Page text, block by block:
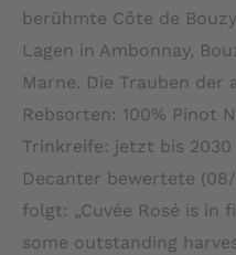
berühmte Côte de
Lagen in Ambonnay,
Marne. Die Trauben der
Rebsorten: 100% Pinot
Trinkreife: jetzt bis 2030
Decanter bewertete
folgt: „Cuvée Rosé is in
some outstanding